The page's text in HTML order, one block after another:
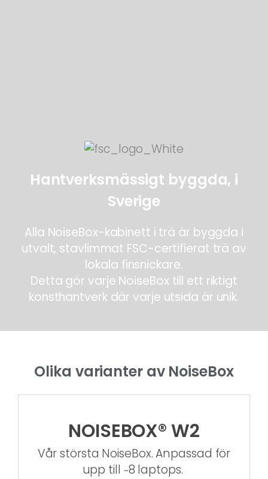
Hantverksmässigt byggda, i
Sverige
Alla NoiseBox-kabinett i trä är byggda i
utvalt, stavlimmat FSC-certifierat trä av
lokala finsnickare.
Detta gör varje NoiseBox till ett riktigt
konsthantverk där varje utsida är unik.
Olika varianter av NoiseBox
NOISEBOX® W2
Vår största NoiseBox. Anpassad för
upp till ~8 laptops.